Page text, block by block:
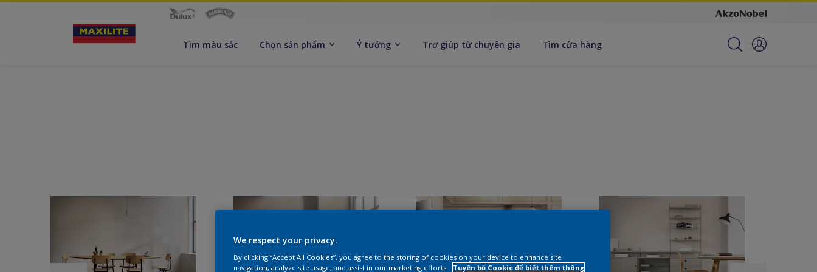
Tìm màu sắc Chọn sản phẩm Ý tưởng Trợ giúp từ chuyên gia Tìm cửa hàng
We respect your privacy.
By clicking “Accept All Cookies”, you agree to the storing of cookies on your device to enhance site
navigation, analyze site usage, and assist in our marketing efforts.
Tuyên bố Cookie để biết thêm thông